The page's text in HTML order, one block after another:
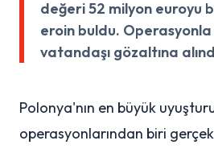
değeri 52 milyon euroyu
eroin buldu. Operasyonla
vatandaşı gözaltına
Polonya'nın en büyük
operasyonlarından biri